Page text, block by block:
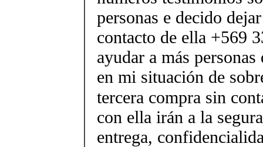
personas e decido
contacto de ella +569
ayudar a más personas
en mi situación de
tercera compra sin
con ella irán a la
entrega,